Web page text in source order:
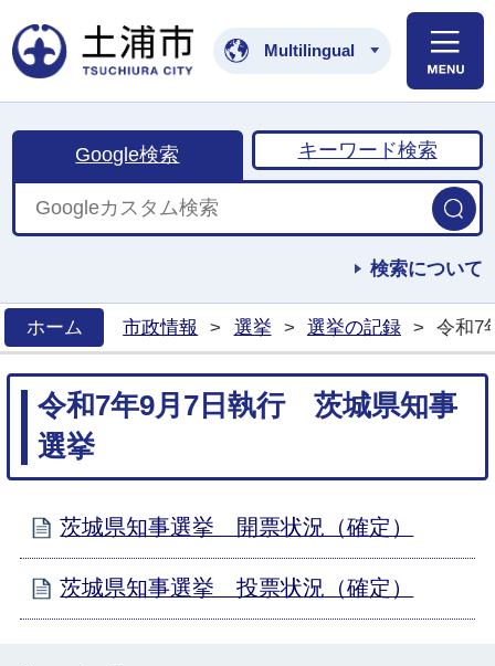
土浦市公式ホームペ
Multilingual
Google検索 キーワード検索
検索について
ホーム
市政情報 > 選挙 > 選挙の記録 > 令和7
令和7年9月7日執行 茨城県知事
選挙
茨城県知事選挙 開票状況（確定）
茨城県知事選挙 投票状況（確定）